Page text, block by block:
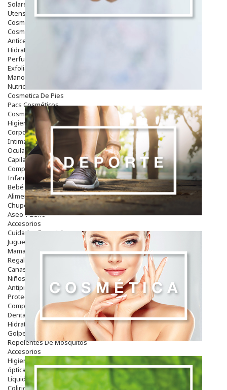
Solares
Utensilios
Cosmética Capilar
Cosmética Corporal
Anticelulíticos
Hidratantes Corporales
Perfumes Y Colonias
Exfoliantes Corporales
Manos Y Uñas
Nutricosmética
Cosmetica De Pies
Pacs Cosméticos
Cosmetica Facial Piel Sensible
Higiene
Corporal
Intima
Ocular
Capilar
Complementos
Infantil
Bebé
Alimentación Y Complementos
Chupetes Y Mordedores
Aseo Y Baño
Accesorios
Cuidados Especiales
Juguetes
Mama
Regalos
Canastilla
Niños
Antipiojos
Protección Solar
Complementos Alimentarios
Dentales
Hidratantes
Golpes Y Hematomas
Repelentes De Mosquitos
Accesorios
Higiene
óptica
Líquidos Lentillas
Colirios